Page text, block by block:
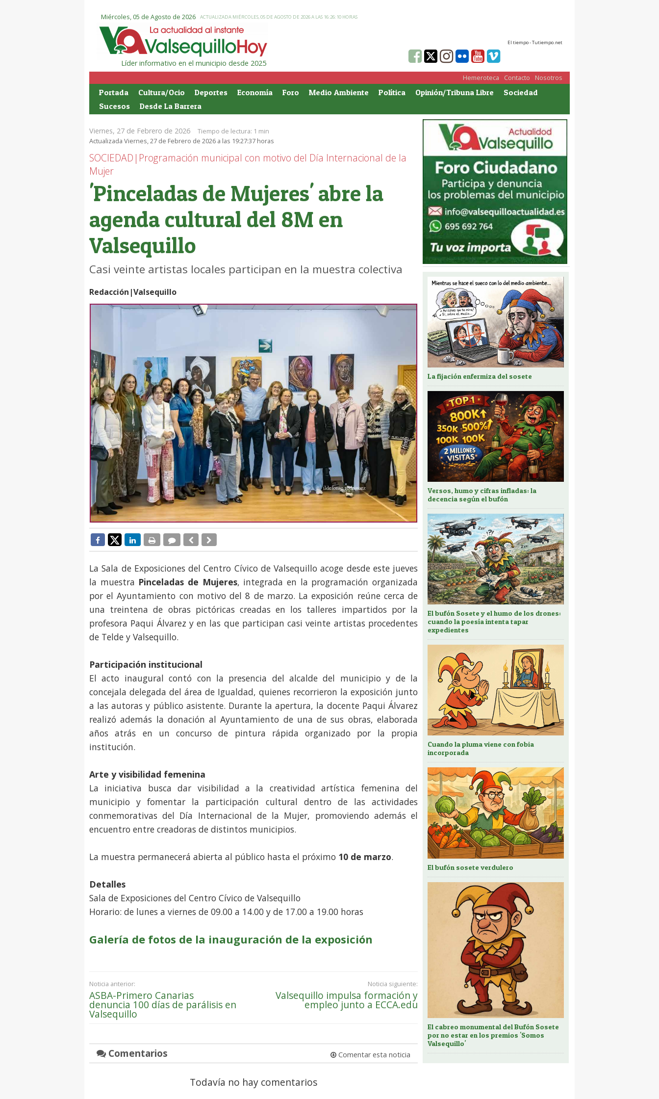
Miércoles, 05 de Agosto de 2026 ACTUALIZADA MIÉRCOLES, 05 DE AGOSTO DE 2026 A LAS 16:26:10 HORAS
Líder informativo en el municipio desde 2025
El tiempo - Tutiempo.net
Nosotros
Contacto
Hemeroteca
Portada Cultura/Ocio Deportes Economía Foro Medio Ambiente Política Opinión/Tribuna Libre
Sociedad
Sucesos
Desde La Barrera
Viernes, 27 de Febrero de 2026 Tiempo de lectura: 1 min
Actualizada Viernes, 27 de Febrero de 2026 a las 19:27:37 horas
SOCIEDAD|Programación municipal con motivo del Día Internacional de la
Mujer
'Pinceladas de Mujeres' abre la
agenda cultural del 8M en
Valsequillo
Casi veinte artistas locales participan en la muestra colectiva
Redacción|Valsequillo
La Sala de Exposiciones del Centro Cívico de Valsequillo acoge desde este jueves
la muestra Pinceladas de Mujeres, integrada en la programación organizada
por el Ayuntamiento con motivo del 8 de marzo. La exposición reúne cerca de
una treintena de obras pictóricas creadas en los talleres impartidos por la
profesora Paqui Álvarez y en las que participan casi veinte artistas procedentes
de Telde y Valsequillo.
Participación institucional
El acto inaugural contó con la presencia del alcalde del municipio y de la
concejala delegada del área de Igualdad, quienes recorrieron la exposición junto
a las autoras y público asistente. Durante la apertura, la docente Paqui Álvarez
realizó además la donación al Ayuntamiento de una de sus obras, elaborada
años atrás en un concurso de pintura rápida organizado por la propia
institución.
Arte y visibilidad femenina
La iniciativa busca dar visibilidad a la creatividad artística femenina del
municipio y fomentar la participación cultural dentro de las actividades
conmemorativas del Día Internacional de la Mujer, promoviendo además el
encuentro entre creadoras de distintos municipios.
La muestra permanecerá abierta al público hasta el próximo 10 de marzo.
Detalles
Sala de Exposiciones del Centro Cívico de Valsequillo
Horario: de lunes a viernes de 09.00 a 14.00 y de 17.00 a 19.00 horas
Galería de fotos de la inauguración de la exposición
Noticia anterior:
ASBA-Primero Canarias
denuncia 100 días de parálisis en
Valsequillo
Noticia siguiente:
Valsequillo impulsa formación y
empleo junto a ECCA.edu
Comentarios Comentar esta noticia
Todavía no hay comentarios
La fijación enfermiza del sosete
Versos, humo y cifras infladas: la
decencia según el bufón
El bufón Sosete y el humo de los drones:
cuando la poesía intenta tapar
expedientes
Cuando la pluma viene con fobia
incorporada
El bufón sosete verdulero
El cabreo monumental del Bufón Sosete
por no estar en los premios 'Somos
Valsequillo'